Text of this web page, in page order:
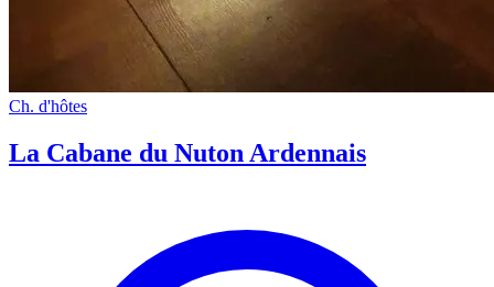
Ch. d'hôtes
La Cabane du Nuton Ardennais